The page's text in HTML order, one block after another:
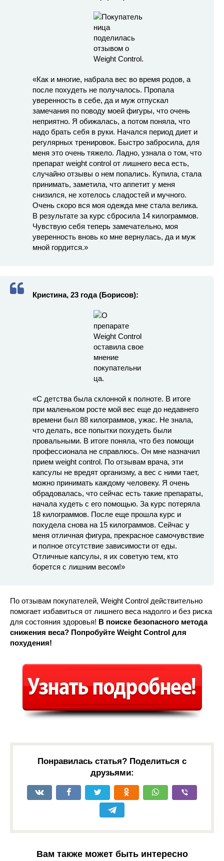
«Как и многие, набрала вес во время родов, а
после похудеть не получалось. Пропала
уверенность в себе, да и муж отпускал
замечания по поводу моей фигуры, что очень
неприятно. Я обижалась, а потом поняла, что
надо брать себя в руки. Начался период диет и
регулярных тренировок. Быстро забросила, для
меня это очень тяжело. Ладно, узнала о том, что
препарат weight control от лишнего веса есть,
случайно отзывы о нем попались. Купила, стала
принимать, заметила, что аппетит у меня
снизился, не хотелось сладостей и мучного.
Очень скоро вся моя одежда мне стала велика.
В результате за курс сбросила 14 килограммов.
Чувствую себя теперь замечательно, моя
уверенность вновь ко мне вернулась, да и муж
мной гордится.»
Кристина, 23 года (Борисов):
«С детства была склонной к полноте. В итоге
при маленьком росте мой вес еще до недавнего
времени был 88 килограммов, ужас. Не знала,
что делать, все попытки похудеть были
провальными. В итоге поняла, что без помощи
профессионала не справлюсь. Он мне назначил
прием weight control. По отзывам врача, эти
капсулы не вредят организму, а вес с ними тает,
можно принимать каждому человеку. Я очень
обрадовалась, что сейчас есть такие препараты,
начала худеть с его помощью. За курс потеряла
18 килограммов. После еще прошла курс и
похудела снова на 15 килограммов. Сейчас у
меня отличная фигура, прекрасное самочувствие
и полное отсутствие зависимости от еды.
Отличные капсулы, я их советую тем, кто
борется с лишним весом!»
По отзывам покупателей, Weight Control действительно
помогает избавиться от лишнего веса надолго и без риска
для состояния здоровья! В поиске безопасного метода
снижения веса? Попробуйте Weight Control для
похудения!
Понравилась статья? Поделиться с
друзьями:
Вам также может быть интересно